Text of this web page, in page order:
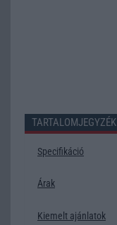
TARTALOMJEGYZÉK
Specifikáció
Árak
Kiemelt ajánlatok